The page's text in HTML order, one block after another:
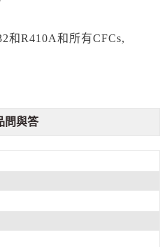
和R410A和所有CFCs,
問與答